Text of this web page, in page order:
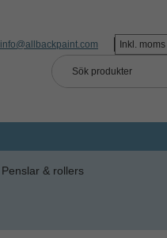
info@allbackpaint.com
Penslar & rollers